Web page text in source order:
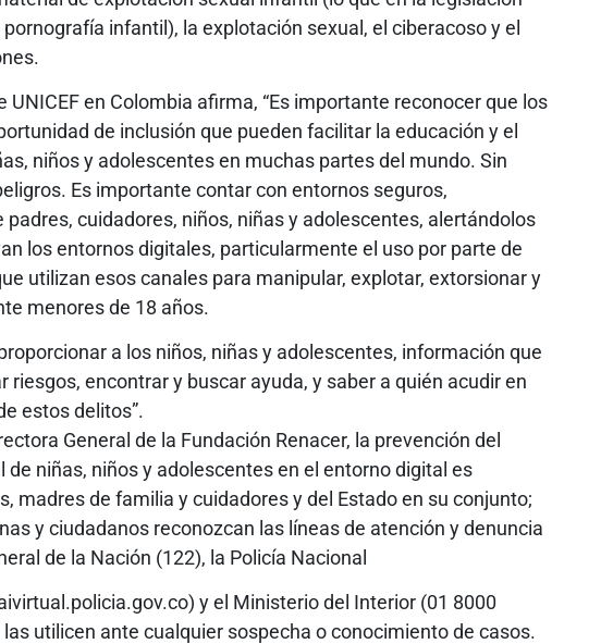
infantil), la explotación sexual, el ciberacoso y el
UNICEF en Colombia afirma, “Es importante reconocer que los
de inclusión que pueden facilitar la educación y el
niños y adolescentes en muchas partes del mundo. Sin
Es importante contar con entornos seguros,
cuidadores, niños, niñas y adolescentes, alertándolos
los entornos digitales, particularmente el uso por parte de
utilizan esos canales para manipular, explotar, extorsionar y
menores de 18 años.
a los niños, niñas y adolescentes, información que
riesgos, encontrar y buscar ayuda, y saber a quién acudir en
estos delitos”.
General de la Fundación Renacer, la prevención del
de niñas, niños y adolescentes en el entorno digital es
madres de familia y cuidadores y del Estado en su conjunto;
y ciudadanos reconozcan las líneas de atención y denuncia
de la Nación (122), la Policía Nacional
y el Ministerio del Interior (01 8000
utilicen ante cualquier sospecha o conocimiento de casos.